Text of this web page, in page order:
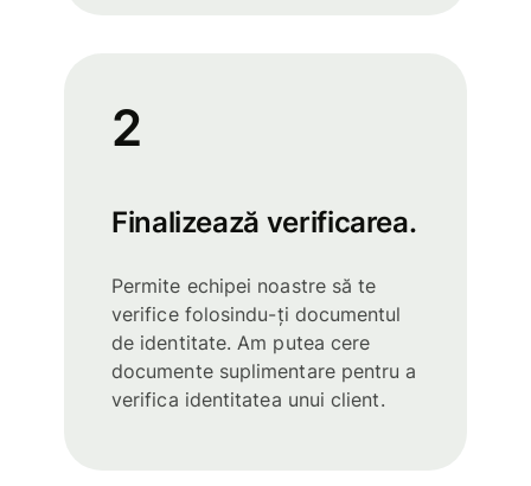
2
Finalizează verificarea.
Permite echipei noastre să te
verifice folosindu-ți documentul
de identitate. Am putea cere
documente suplimentare pentru a
verifica identitatea unui client.